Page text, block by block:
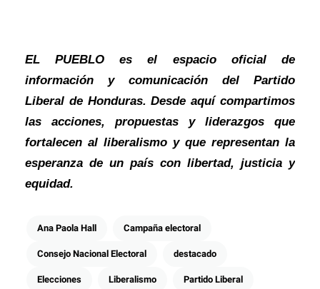
EL PUEBLO es el espacio oficial de
información y comunicación del Partido
Liberal de Honduras. Desde aquí compartimos
las acciones, propuestas y liderazgos que
fortalecen al liberalismo y que representan la
esperanza de un país con libertad, justicia y
equidad.
Ana Paola Hall Campaña electoral
Consejo Nacional Electoral destacado
Elecciones Liberalismo Partido Liberal